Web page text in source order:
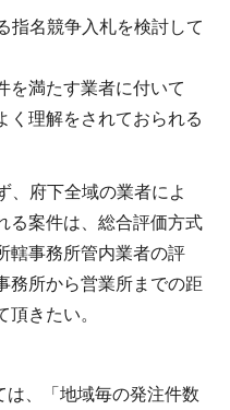
指名競争入札を検討して
を満たす業者に付いて
く理解をされておられる
、府下全域の業者によ
る案件は、総合評価方式
轄事務所管内業者の評
務所から営業所までの距
頂きたい。
、「地域毎の発注件数